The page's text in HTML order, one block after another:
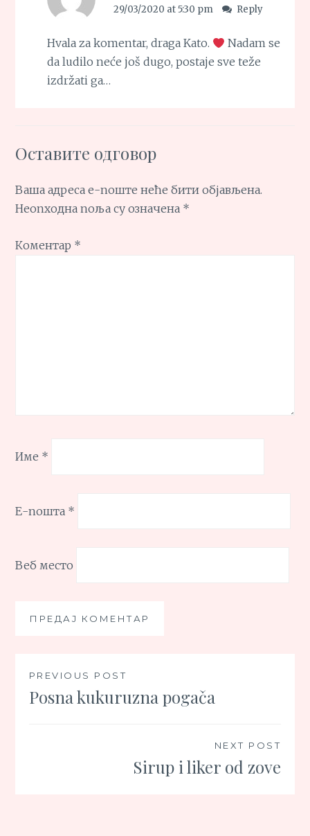
29/03/2020 at 5:30 pm Reply
Hvala za komentar, draga Kato.
Nadam se
da ludilo neće još dugo, postaje sve teže
izdržati ga…
Оставите одговор
Ваша адреса е-поште неће бити објављена.
Неопходна поља су означена *
Коментар *
Име *
Е-пошта *
Веб место
Кретање
чланка
PREVIOUS POST
Posna kukuruzna pogača
NEXT POST
Sirup i liker od zove